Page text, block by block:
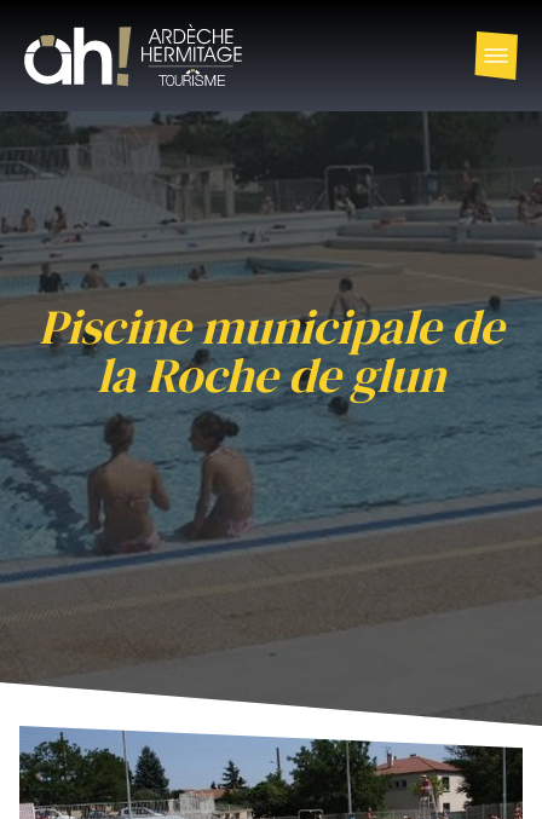
Piscine municipale de
la Roche de glun